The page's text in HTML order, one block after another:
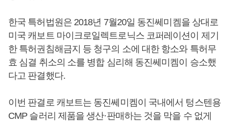
한국 특허법원은 2018년 7월20일 동진쎄미켐을 상대로
미국 캐보트 마이크로일렉트로닉스 코퍼레이션이 제기
한 특허권침해금지 등 청구의 소에 대한 항소와 특허무
효 심결 취소의 소를 병합 심리해 동진쎄미켐이 승소했
다고 판결했다.
이번 판결로 캐보트는 동진쎄미켐이 국내에서 텅스텐용
CMP 슬러리 제품을 생산·판매하는 것을 막을 수 없게